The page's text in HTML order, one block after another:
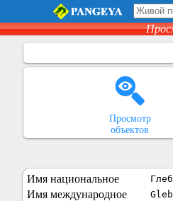
Просмотр
объектов
Имя национальное
Глеб
Имя международное Gleb